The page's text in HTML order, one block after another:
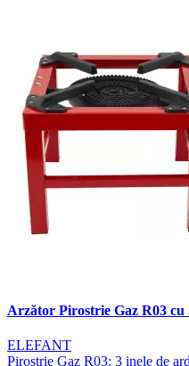
Arzător Pirostrie Gaz R03 cu
ELEFANT
Pirostrie Gaz R03: 3 inele de